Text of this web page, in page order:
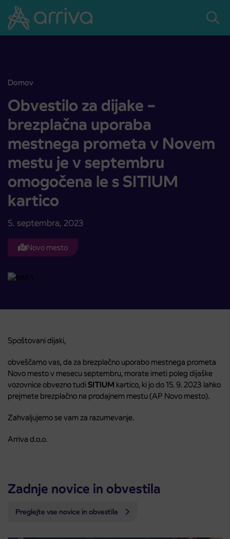
Skoči na vsebino
Domov
Obvestilo za dijake – brezplačna uporaba mestnega prometa v
Obvestilo za dijake –
brezplačna uporaba
mestnega prometa v Novem
mestu je v septembru
omogočena le s SITIUM
kartico
5. septembra, 2023
Novo mesto
Spoštovani dijaki,
obveščamo vas, da za brezplačno uporabo mestnega prometa
Novo mesto v mesecu septembru, morate imeti poleg dijaške
vozovnice obvezno tudiSITIUM kartico, ki jo do 15. 9. 2023 lahko
prejmete brezplačno na prodajnem mestu (AP Novo mesto).
Zahvaljujemo se vam za razumevanje.
Arriva d.o.o.
Zadnje novice in obvestila
Preglejte vse novice in obvestila